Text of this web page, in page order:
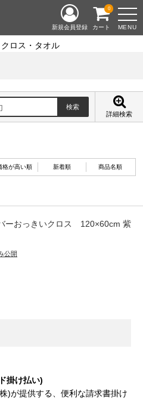
MENU
新規会員登録 カート
0
クロス・タオル
詳細検索
格が高い順 新着順 商品名順
ーおっきいクロス 120×60cm 紫
公開
掛け払い)
)が提供する、便利な請求書掛け